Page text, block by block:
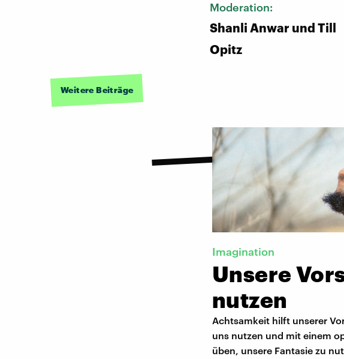
Moderation:
Shanli Anwar und Till
Opitz
Weitere Beiträge
Imagination
Unsere
nutzen
Achtsamkeit hilft unserer
uns nutzen und mit einem
üben, unsere Fantasie zu